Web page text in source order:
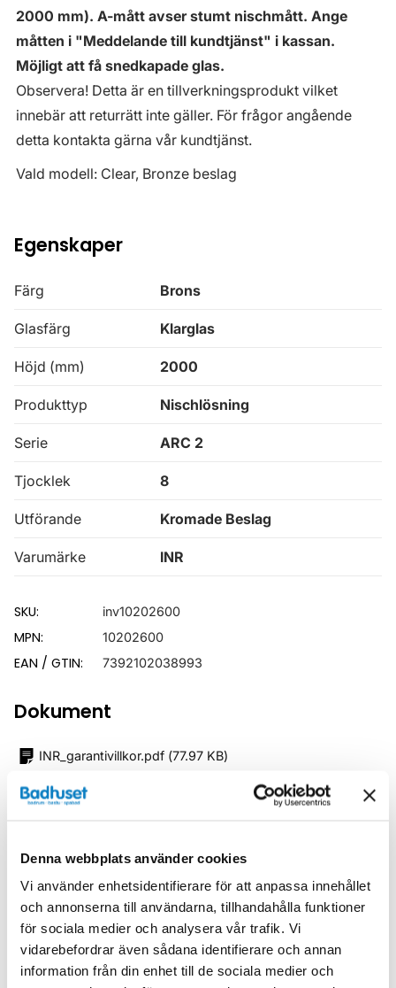
Denna webbplats använder cookies
Vi använder enhetsidentifierare för att anpassa innehållet
och annonserna till användarna, tillhandahålla funktioner
för sociala medier och analysera vår trafik. Vi
vidarebefordrar även sådana identifierare och annan
information från din enhet till de sociala medier och
2000 mm). A-mått avser stumt nischmått. Ange
måtten i "Meddelande till kundtjänst" i kassan.
Möjligt att få snedkapade glas.
Observera! Detta är en tillverkningsprodukt vilket
innebär att returrätt inte gäller. För frågor angående
detta kontakta gärna vår kundtjänst.
Vald modell: Clear, Bronze beslag
Egenskaper
Färg Brons
Glasfärg Klarglas
Höjd (mm) 2000
Produkttyp Nischlösning
Serie ARC 2
Tjocklek 8
Utförande Kromade Beslag
Varumärke INR
SKU: inv10202600
MPN: 10202600
EAN / GTIN: 7392102038993
Dokument
INR_garantivillkor.pdf (77.97 KB)
Relaterade kategorier
Duschar /Nischdusch
Duschar
Duschar /Duschdörrar